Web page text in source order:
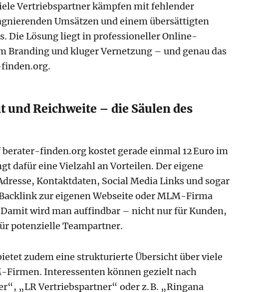
Vertriebspartner kämpfen mit fehlender
Umsätzen und einem übersättigten
Die Lösung liegt in professioneller Online-
Branding und kluger Vernetzung – und genau das
und Reichweite – die Säulen des
finden.org kostet gerade einmal 12 Euro im
dafür eine Vielzahl an Vorteilen. Der eigene
Kontaktdaten, Social Media Links und sogar
zur eigenen Webseite oder MLM-Firma
wird man auffindbar – nicht nur für Kunden,
potenzielle Teampartner.
zudem eine strukturierte Übersicht über viele
Firmen. Interessenten können gezielt nach
„LR Vertriebspartner“ oder z. B. „Ringana